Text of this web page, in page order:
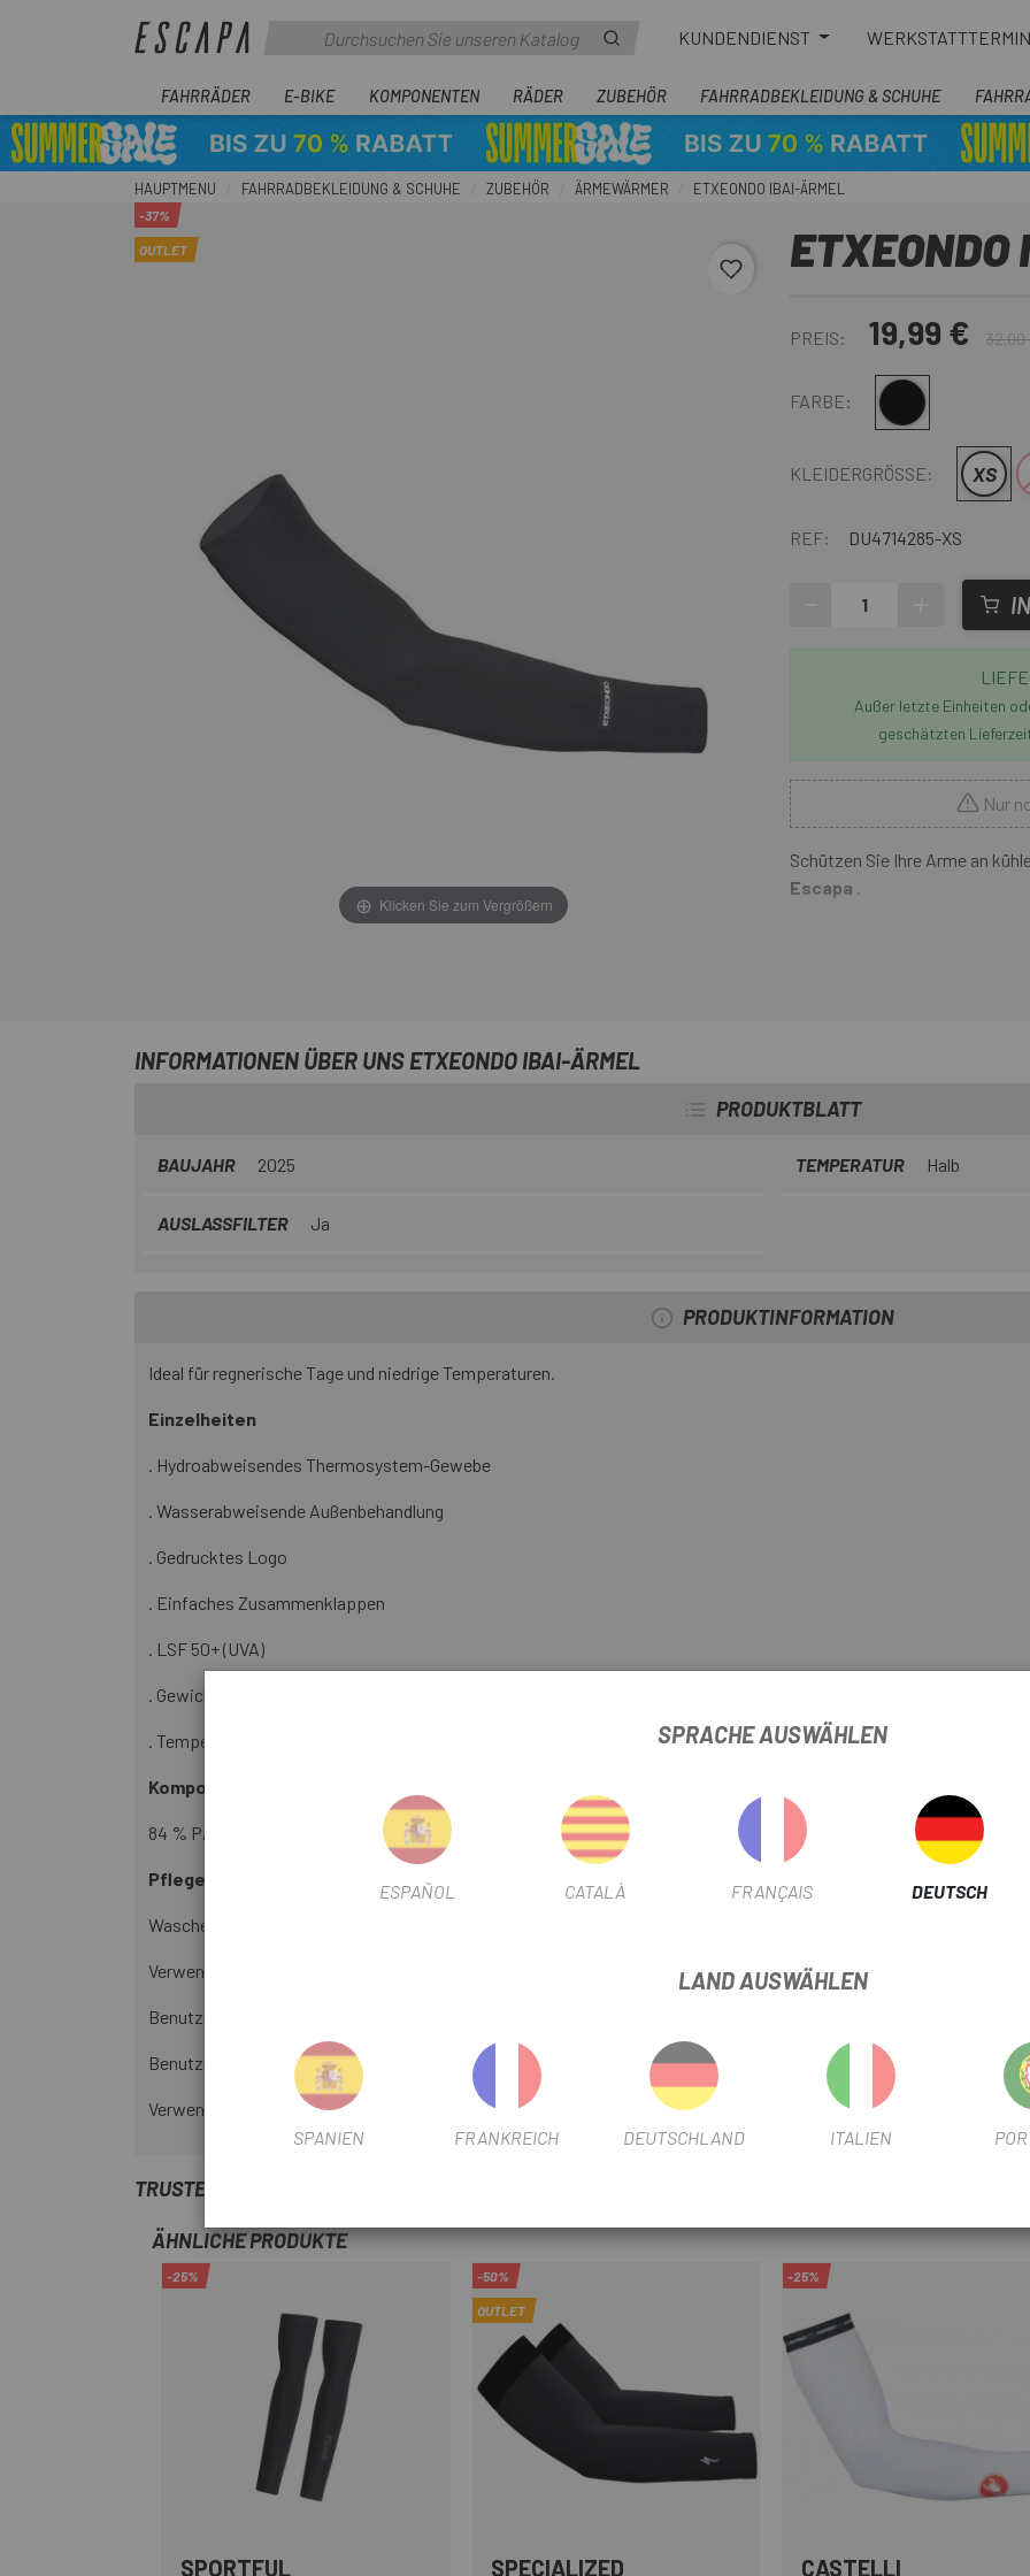
KUNDENDIENST WERKSTATTTERMIN
FAHRRÄDER E-BIKE KOMPONENTEN RÄDER ZUBEHÖR FAHRRADBEKLEIDUNG & SCHUHE
HAUPTMENU FAHRRADBEKLEIDUNG & SCHUHE ZUBEHÖR ÄRMEWÄRMER ETXEONDO IBAI-ÄRMEL
favorite_border
-37%
OUTLET
Klicken Sie zum Vergrößern
PREIS: 19,99 € 32,00
FARBE: Schwarz
KLEIDERGRÖSSE: XS
REF: DU4714285-XS
Außer letzte Einheiten
geschätzten
Nur
Schützen Sie Ihre Arme an
Escapa .
Gewebe; Sie verfügen über
INFORMATIONEN ÜBER UNS ETXEONDO IBAI-ÄRMEL
PRODUKTBLATT
BAUJAHR 2025 TEMPERATUR Halb
AUSLASSFILTER Ja
PRODUKTINFORMATION
Ideal für regnerische Tage und niedrige Temperaturen.
Einzelheiten
. Hydroabweisendes Thermosystem-Gewebe
. Wasserabweisende Außenbehandlung
. Gedrucktes Logo
. Einfaches Zusammenklappen
. LSF 50+ (UVA)
. Gewicht: 61g
. Temperaturbereich: 12º -- 20º
Komposition:
84 % PA 16 % EA
Pflege:
Waschen Sie die Kleidung nach jedem Gebrauch sofort
Verwenden Sie einen Schonwaschgang und nicht mehr als 30 Grad
Benutzen Sie keinen Trockner und lassen Sie das Kleidungsstück nicht in der Sonne trocknen
Benutzen Sie einen Kulturbeutel
Verwenden Sie keine Bleichmittel und/oder Weichspüler
TRUSTED SHOPS REVIEWS
ÄHNLICHE PRODUKTE
-25%
SPORTFUL
-50%
OUTLET
SPECIALIZED
-25%
CASTELLI
SPRACHE AUSWÄHLEN
ESPAÑOL CATALÀ FRANÇAIS DEUTSCH
LAND AUSWÄHLEN
SPANIEN FRANKREICH DEUTSCHLAND ITALIEN